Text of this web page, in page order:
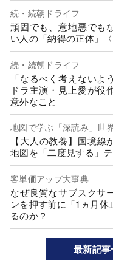
続・続朝ドライフ
頑固でも、意地悪でも
い人の「納得の正体」
続・続朝ドライフ
「なるべく考えないよ
ドラ主演・見上愛が役
意外なこと
地図で学ぶ「深読み」世
【大人の教養】国境
地図を「二度見する」
客単価アップ大事典
なぜ良質なサブスクサ
ンを押す前に「1ヵ月休
るのか？
最新記